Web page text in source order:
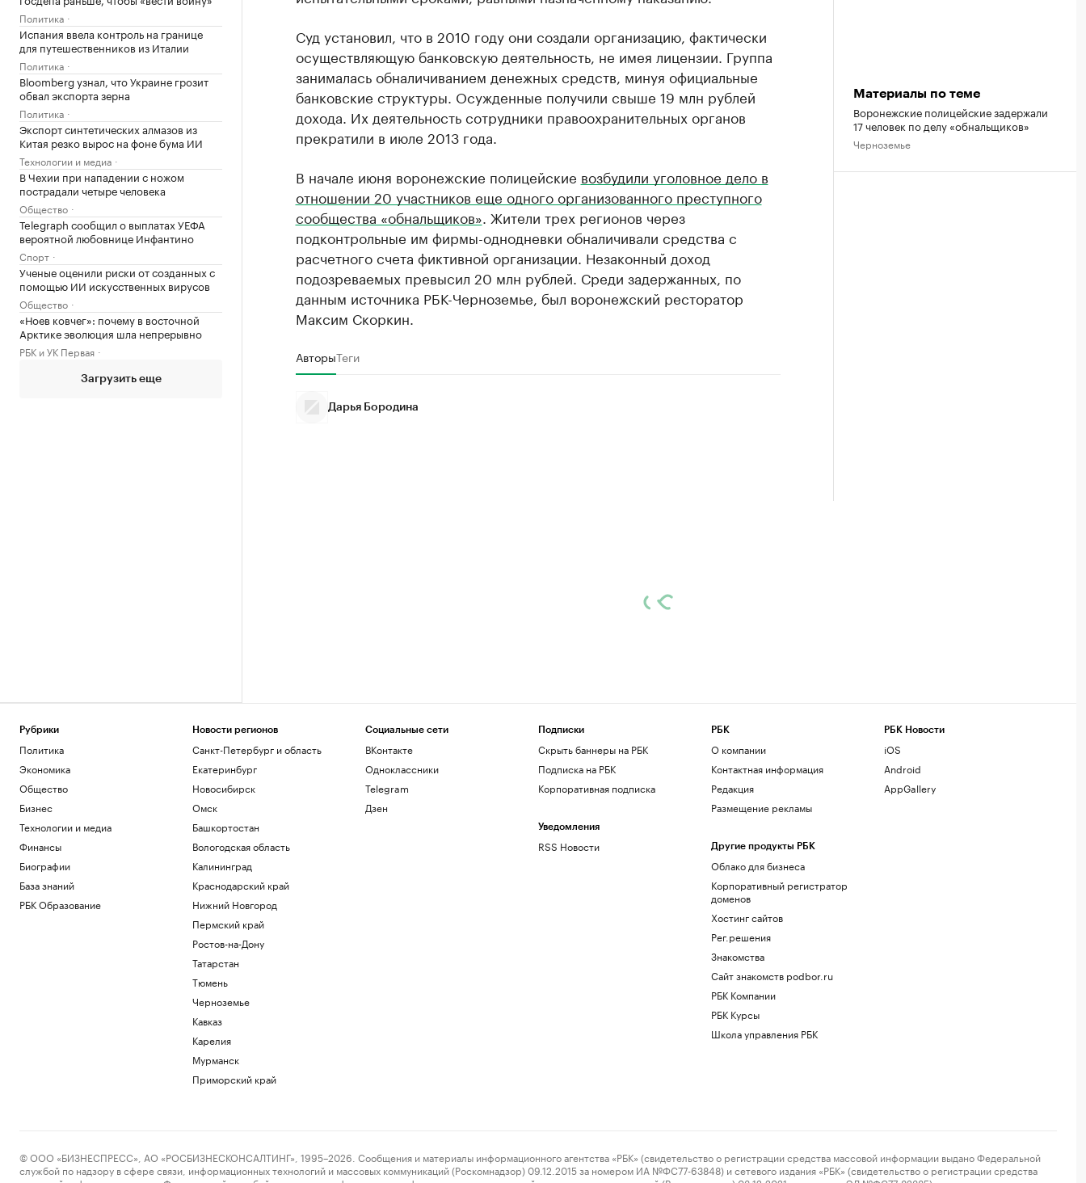
Политика
Испания ввела контроль на границе
для путешественников из Италии
Политика
Bloomberg узнал, что Украине грозит
обвал экспорта зерна
Политика
Экспорт синтетических алмазов из
Китая резко вырос на фоне бума ИИ
Технологии и медиа
В Чехии при нападении с ножом
пострадали четыре человека
Общество
Telegraph сообщил о выплатах УЕФА
вероятной любовнице Инфантино
Спорт
Ученые оценили риски от созданных с
помощью ИИ искусственных вирусов
Общество
«Ноев ковчег»: почему в восточной
Арктике эволюция шла непрерывно
РБК и УК Первая
Загрузить еще
Суд установил, что в 2010 году они создали организацию, фактически
осуществляющую банковскую деятельность, не имея лицензии. Группа
занималась обналичиванием денежных средств, минуя официальные
банковские структуры. Осужденные получили свыше 19 млн рублей
дохода. Их деятельность сотрудники правоохранительных органов
прекратили в июле 2013 года.
В начале июня воронежские полицейские возбудили уголовное дело в
отношении 20 участников еще одного организованного преступного
сообщества «обнальщиков» . Жители трех регионов через
подконтрольные им фирмы-однодневки обналичивали средства с
расчетного счета фиктивной организации. Незаконный доход
подозреваемых превысил 20 млн рублей. Среди задержанных, по
данным источника РБК-Черноземье, был воронежский ресторатор
Максим Скоркин.
АвторыТеги
Дарья Бородина
Материалы по теме
Воронежские полицейские задержали
17 человек по делу «обнальщиков»
Черноземье
Рубрики
Политика
Экономика
Общество
Бизнес
Технологии и медиа
Финансы
Биографии
База знаний
РБК Образование
Новости регионов
Санкт-Петербург и область
Екатеринбург
Новосибирск
Омск
Башкортостан
Вологодская область
Калининград
Краснодарский край
Нижний Новгород
Пермский край
Ростов-на-Дону
Татарстан
Тюмень
Черноземье
Кавказ
Карелия
Мурманск
Приморский край
Социальные сети
ВКонтакте
Одноклассники
Telegram
Дзен
Подписки
Скрыть баннеры на РБК
Подписка на РБК
Корпоративная подписка
Уведомления
RSS Новости
РБК
О компании
Контактная информация
Редакция
Размещение рекламы
Другие продукты РБК
Облако для бизнеса
Корпоративный регистратор
доменов
Хостинг сайтов
Рег.решения
Знакомства
Сайт знакомств podbor.ru
РБК Компании
РБК Курсы
Школа управления РБК
РБК Новости
iOS
Android
AppGallery
© ООО «БИЗНЕСПРЕСС», АО «РОСБИЗНЕСКОНСАЛТИНГ», 1995–2026. Сообщения и материалы информационного агентства «РБК» (свидетельство о регистрации средства массовой информации выдано Федеральной
службой по надзору в сфере связи, информационных технологий и массовых коммуникаций (Роскомнадзор) 09.12.2015 за номером ИА №ФС77-63848) и сетевого издания «РБК» (свидетельство о регистрации средства